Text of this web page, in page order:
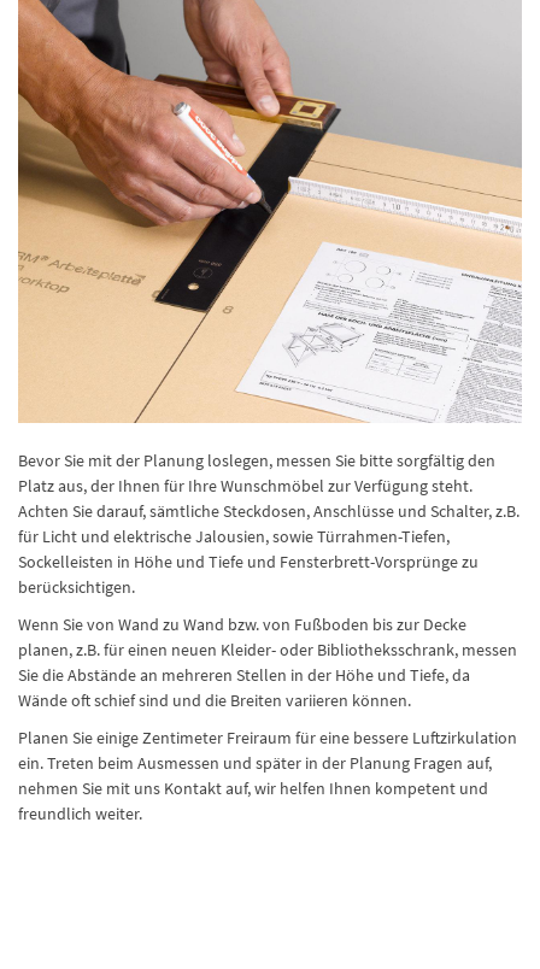
Bevor Sie mit der Planung loslegen, messen Sie bitte sorgfältig den
Platz aus, der Ihnen für Ihre Wunschmöbel zur Verfügung steht.
Achten Sie darauf, sämtliche Steckdosen, Anschlüsse und Schalter, z.B.
für Licht und elektrische Jalousien, sowie Türrahmen-Tiefen,
Sockelleisten in Höhe und Tiefe und Fensterbrett-Vorsprünge zu
berücksichtigen.
Wenn Sie von Wand zu Wand bzw. von Fußboden bis zur Decke
planen, z.B. für einen neuen Kleider- oder Bibliotheksschrank, messen
Sie die Abstände an mehreren Stellen in der Höhe und Tiefe, da
Wände oft schief sind und die Breiten variieren können.
Planen Sie einige Zentimeter Freiraum für eine bessere Luftzirkulation
ein. Treten beim Ausmessen und später in der Planung Fragen auf,
nehmen Sie mit uns Kontakt auf, wir helfen Ihnen kompetent und
freundlich weiter.